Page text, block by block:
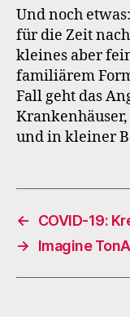
Und noch
für die Zeit
kleines aber
familiärem
Fall geht das
und in kleiner
←
COVID-19:
→
Imagine